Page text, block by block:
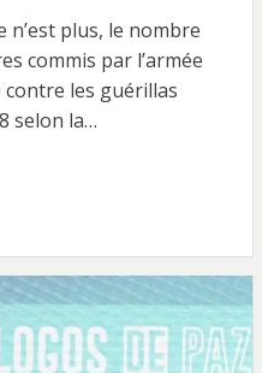
n’est plus, le nombre
commis par l’armée
les guérillas
selon la…